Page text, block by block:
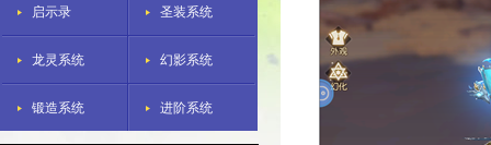
启示录 圣装系统
龙灵系统 幻影系统
锻造系统 进阶系统